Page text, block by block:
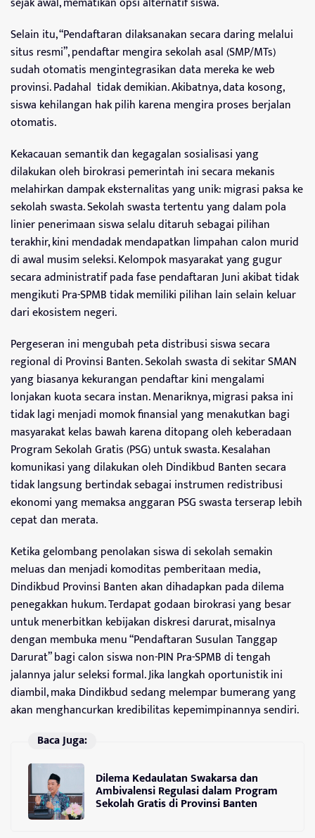
Selain itu, “Pendaftaran dilaksanakan secara daring melalui
situs resmi”, pendaftar mengira sekolah asal (SMP/MTs)
sudah otomatis mengintegrasikan data mereka ke web
provinsi. Padahal tidak demikian. Akibatnya, data kosong,
siswa kehilangan hak pilih karena mengira proses berjalan
otomatis.
Kekacauan semantik dan kegagalan sosialisasi yang
dilakukan oleh birokrasi pemerintah ini secara mekanis
melahirkan dampak eksternalitas yang unik: migrasi paksa ke
sekolah swasta. Sekolah swasta tertentu yang dalam pola
linier penerimaan siswa selalu ditaruh sebagai pilihan
terakhir, kini mendadak mendapatkan limpahan calon murid
di awal musim seleksi. Kelompok masyarakat yang gugur
secara administratif pada fase pendaftaran Juni akibat tidak
mengikuti Pra-SPMB tidak memiliki pilihan lain selain keluar
dari ekosistem negeri.
Pergeseran ini mengubah peta distribusi siswa secara
regional di Provinsi Banten. Sekolah swasta di sekitar SMAN
yang biasanya kekurangan pendaftar kini mengalami
lonjakan kuota secara instan. Menariknya, migrasi paksa ini
tidak lagi menjadi momok finansial yang menakutkan bagi
masyarakat kelas bawah karena ditopang oleh keberadaan
Program Sekolah Gratis (PSG) untuk swasta. Kesalahan
komunikasi yang dilakukan oleh Dindikbud Banten secara
tidak langsung bertindak sebagai instrumen redistribusi
ekonomi yang memaksa anggaran PSG swasta terserap lebih
cepat dan merata.
Ketika gelombang penolakan siswa di sekolah semakin
meluas dan menjadi komoditas pemberitaan media,
Dindikbud Provinsi Banten akan dihadapkan pada dilema
penegakkan hukum. Terdapat godaan birokrasi yang besar
untuk menerbitkan kebijakan diskresi darurat, misalnya
dengan membuka menu “Pendaftaran Susulan Tanggap
Darurat” bagi calon siswa non-PIN Pra-SPMB di tengah
jalannya jalur seleksi formal. Jika langkah oportunistik ini
diambil, maka Dindikbud sedang melempar bumerang yang
akan menghancurkan kredibilitas kepemimpinannya sendiri.
Baca Juga:
Dilema Kedaulatan Swakarsa dan
Ambivalensi Regulasi dalam Program
Sekolah Gratis di Provinsi Banten